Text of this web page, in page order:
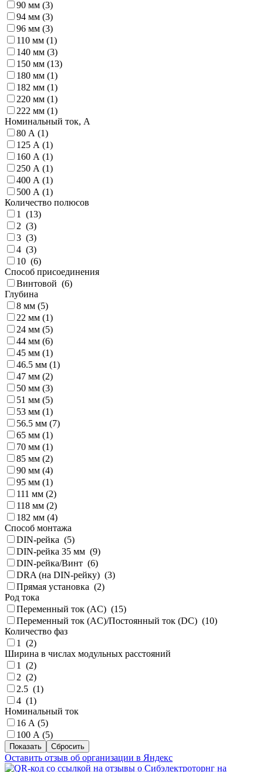
90 мм (3)
94 мм (3)
96 мм (3)
110 мм (1)
140 мм (3)
150 мм (13)
180 мм (1)
182 мм (1)
220 мм (1)
222 мм (1)
Номинальный ток, А
80 А (1)
125 А (1)
160 А (1)
250 А (1)
400 А (1)
500 А (1)
Количество полюсов
1 (13)
2 (3)
3 (3)
4 (3)
10 (6)
Способ присоединения
Винтовой (6)
Глубина
8 мм (5)
22 мм (1)
24 мм (5)
44 мм (6)
45 мм (1)
46.5 мм (1)
47 мм (2)
50 мм (3)
51 мм (5)
53 мм (1)
56.5 мм (7)
65 мм (1)
70 мм (1)
85 мм (2)
90 мм (4)
95 мм (1)
111 мм (2)
118 мм (2)
182 мм (4)
Способ монтажа
DIN-рейка (5)
DIN-рейка 35 мм (9)
DIN-рейка/Винт (6)
DRA (на DIN-рейку) (3)
Прямая установка (2)
Род тока
Переменный ток (AC) (15)
Переменный ток (AC)/Постоянный ток (DC) (10)
Количество фаз
1 (2)
Ширина в числах модульных расстояний
1 (2)
2 (2)
2.5 (1)
4 (1)
Номинальный ток
16 А (5)
100 А (5)
Оставить отзыв об организации в Яндекс